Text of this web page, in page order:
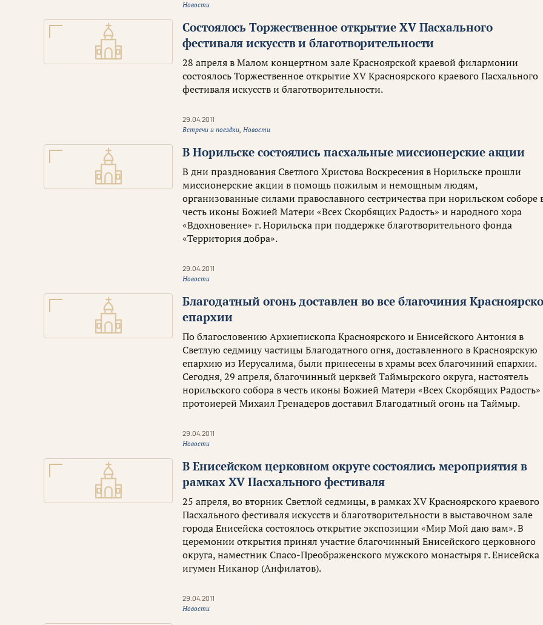
Новости
Состоялось Торжественное открытие XV Пасхального
фестиваля искусств и благотворительности
28 апреля в Малом концертном зале Красноярской краевой филармонии
состоялось Торжественное открытие XV Красноярского краевого Пасхального
фестиваля искусств и благотворительности.
29.04.2011
Встречи и поездки,Новости
В Норильске состоялись пасхальные миссионерские акции
В дни празднования Светлого Христова Воскресения в Норильске прошли
миссионерские акции в помощь пожилым и немощным людям,
организованные силами православного сестричества при норильском соборе
честь иконы Божией Матери «Всех Скорбящих Радость» и народного хора
«Вдохновение» г. Норильска при поддержке благотворительного фонда
«Территория добра».
29.04.2011
Новости
Благодатный огонь доставлен во все благочиния
епархии
По благословению Архиепископа Красноярского и Енисейского Антония в
Светлую седмицу частицы Благодатного огня, доставленного в Красноярскую
епархию из Иерусалима, были принесены в храмы всех благочиний епархии.
Сегодня, 29 апреля, благочинный церквей Таймырского округа, настоятель
норильского собора в честь иконы Божией Матери «Всех Скорбящих Радость»
протоиерей Михаил Гренадеров доставил Благодатный огонь на Таймыр.
29.04.2011
Новости
В Енисейском церковном округе состоялись мероприятия в
рамках XV Пасхального фестиваля
25 апреля, во вторник Светлой седмицы, в рамках XV Красноярского краевого
Пасхального фестиваля искусств и благотворительности в выставочном зале
города Енисейска состоялось открытие экспозиции «Мир Мой даю вам». В
церемонии открытия принял участие благочинный Енисейского церковного
округа, наместник Спасо-Преображенского мужского монастыря г. Енисейска
игумен Никанор (Анфилатов).
29.04.2011
Новости